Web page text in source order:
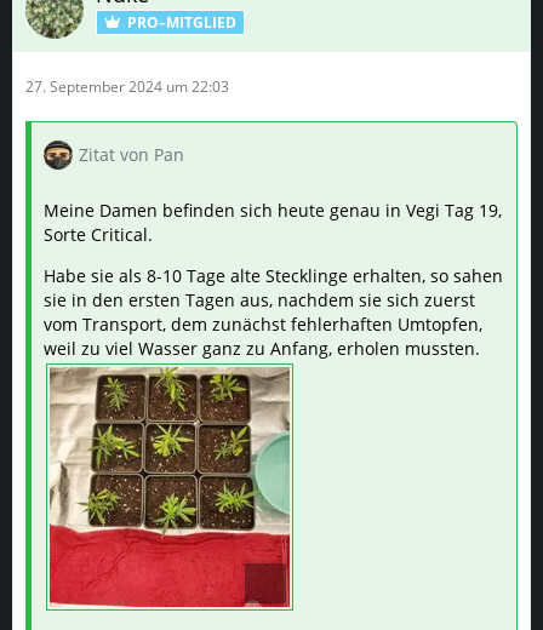
PRO–MITGLIED
27. September 2024 um 22:03
Zitat von Pan
Meine Damen befinden sich heute genau in Vegi Tag 19,
Sorte Critical.
Habe sie als 8-10 Tage alte Stecklinge erhalten, so sahen
sie in den ersten Tagen aus, nachdem sie sich zuerst
vom Transport, dem zunächst fehlerhaften Umtopfen,
weil zu viel Wasser ganz zu Anfang, erholen mussten.